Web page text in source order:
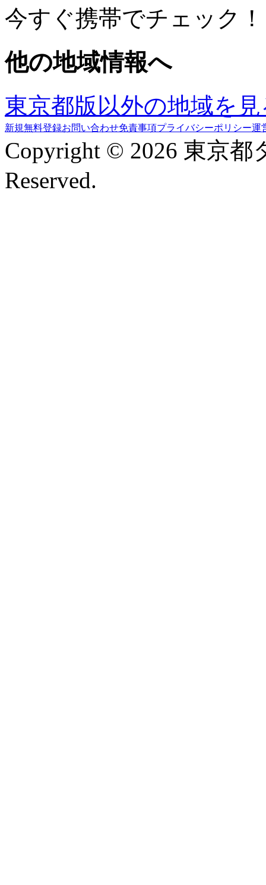
今すぐ携帯でチェック！
他の地域情報へ
東京都版以外の地域を
新規無料登録お問い合わせ免責事項プライバシーポリシー運
Copyright © 2026 東京
Reserved.